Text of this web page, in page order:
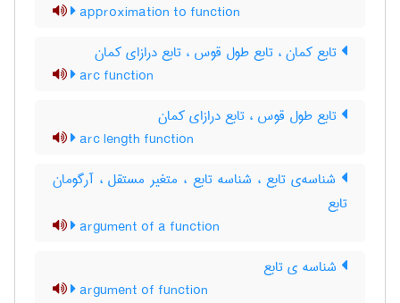
approximation to function
تابع کمان ، تابع طول قوس ، تابع درازای کمان
arc function
تابع طول قوس ، تابع درازای کمان
arc length function
شناسه‌ی تابع ، شناسه تابع ، متغیر مستقل ، آرگومان
تابع
argument of a function
شناسه ی تابع
argument of function